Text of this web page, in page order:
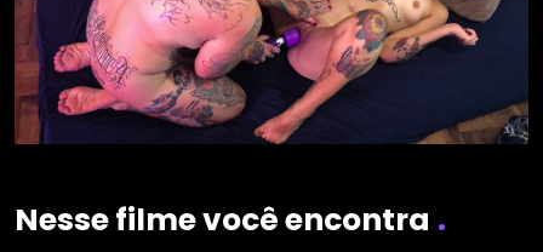
Nesse filme você encontra .